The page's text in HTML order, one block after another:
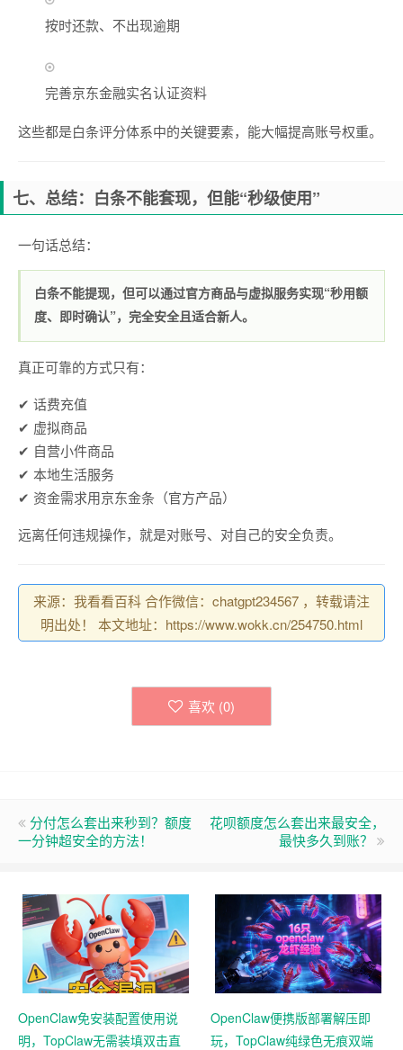
按时还款、不出现逾期
完善京东金融实名认证资料
这些都是白条评分体系中的关键要素，能大幅提高账号权重。
七、总结：白条不能套现，但能“秒级使用”
一句话总结：
白条不能提现，但可以通过官方商品与虚拟服务实现“秒用额
度、即时确认”，完全安全且适合新人。
真正可靠的方式只有：
✔ 话费充值
✔ 虚拟商品
✔ 自营小件商品
✔ 本地生活服务
✔ 资金需求用京东金条（官方产品）
远离任何违规操作，就是对账号、对自己的安全负责。
来源：我看看百科 合作微信：chatgpt234567 ，转载请注
明出处！ 本文地址：https://www.wokk.cn/254750.html
喜欢 (0)
分付怎么套出来秒到？额度
一分钟超安全的方法！
花呗额度怎么套出来最安全，
最快多久到账？
OpenClaw免安装配置使用说
明，TopClaw无需装填双击直
OpenClaw便携版部署解压即
玩，TopClaw纯绿色无痕双端